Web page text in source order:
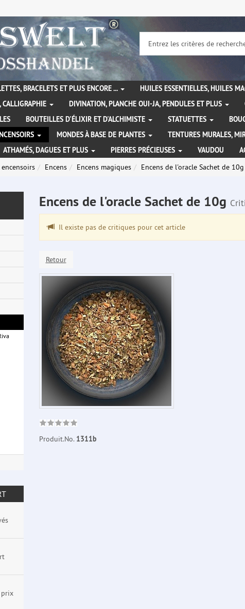
BRACELETS ET PLUS ENCORE ... HUILES ESSENTIELLES, HUILES
CALLIGRAPHIE
DIVINATION, PLANCHE OUI-JA, PENDULES ET PLUS
BOUTEILLES D'ÉLIXIR ET D'ALCHIMISTE STATUETTES
MONDES À BASE DE PLANTES TENTURES MURALES,
ATHAMÉS, DAGUES ET PLUS PIERRES PRÉCIEUSES VAUDOU
Encens Encens magiques Encens de l'oracle Sachet de 10g
Encens de l'oracle Sachet de 10g
Il existe pas de critiques pour cet article
Retour
Produit.No. 1311b
prix